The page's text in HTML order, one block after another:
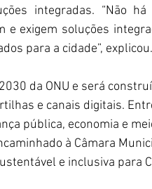
integradas. “Não
e exigem soluções
para a cidade”, explicou.
da ONU e será
e canais digitais.
pública, economia e
à Câmara
e inclusiva para